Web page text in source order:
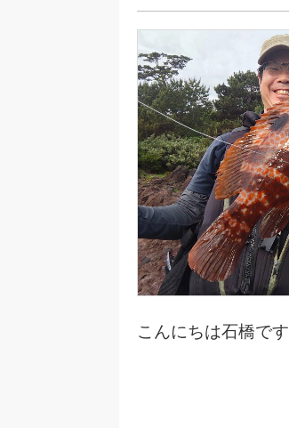
こんにちは石橋です